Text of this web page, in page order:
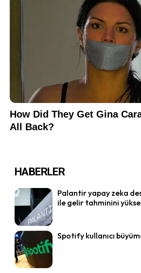
HABERLER
Palantir yapay zeka
ile gelir tahminini
Spotify kullanıcı